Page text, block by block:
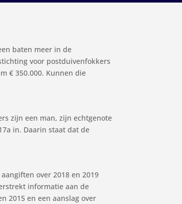
baten meer in de
voor postduivenfokkers
€ 350.000. Kunnen die
zijn een man, zijn echtgenote
in. Daarin staat dat de
over 2018 en 2019
informatie aan de
2015 en een aanslag over